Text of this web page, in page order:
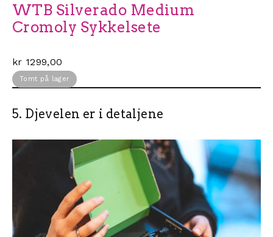
WTB Silverado Medium
Cromoly Sykkelsete
kr 1299,00
Tomt på lager
5. Djevelen er i detaljene